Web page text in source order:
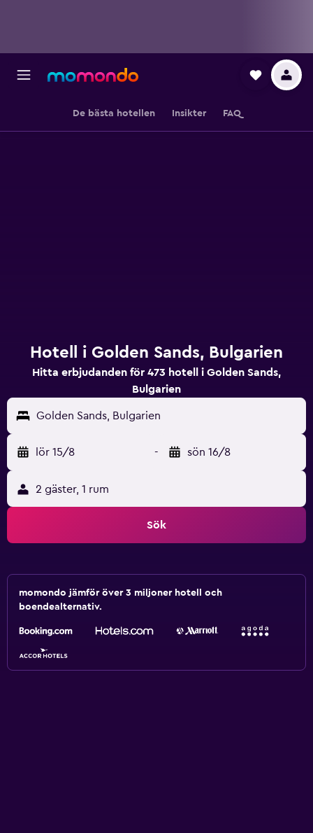
De bästa hotellen Insikter FAQ
Hotell i Golden Sands, Bulgarien
Hitta erbjudanden för 473 hotell i Golden Sands,
Bulgarien
Golden Sands, Bulgarien
lör 15/8 - sön 16/8
2 gäster, 1 rum
Sök
momondo jämför över 3 miljoner hotell och
boendealternativ.